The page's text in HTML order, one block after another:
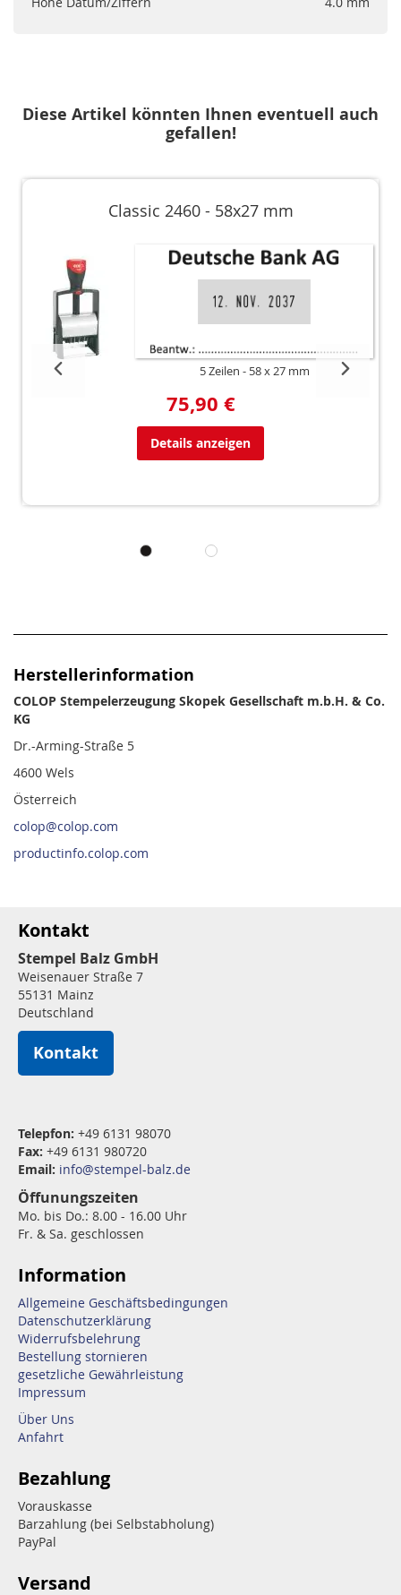
Diese Artikel könnten Ihnen eventuell auch
gefallen!
Classic 2460 - 58x27 mm
5 Zeilen 58 x 27 mm
75,90 €
Details anzeigen
Herstellerinformation
COLOP Stempelerzeugung Skopek Gesellschaft m.b.H. & Co.
KG
Dr.-Arming-Straße 5
4600 Wels
Österreich
colop@colop.com
productinfo.colop.com
Kontakt
Stempel Balz GmbH
Weisenauer Straße 7
55131 Mainz
Deutschland
Kontakt
Telepfon: +49 6131 98070
Fax: +49 6131 980720
Email: info@stempel-balz.de
Öffunungszeiten
Mo. bis Do.: 8.00 - 16.00 Uhr
Fr. & Sa. geschlossen
Information
Allgemeine Geschäftsbedingungen
Datenschutzerklärung
Widerrufsbelehrung
Bestellung stornieren
gesetzliche Gewährleistung
Impressum
Über Uns
Anfahrt
Bezahlung
Vorauskasse
Barzahlung (bei Selbstabholung)
PayPal
Versand